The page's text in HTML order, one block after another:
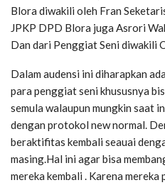
Blora diwakili oleh Fran
JPKP DPD Blora juga Asrori
Dan dari Penggiat Seni diwakili
Dalam audensi ini diharapkan
para penggiat seni khususnya
semula walaupun mungkin saat
dengan protokol new normal.
beraktifitas kembali seauai
masing.Hal ini agar bisa
mereka kembali . Karena